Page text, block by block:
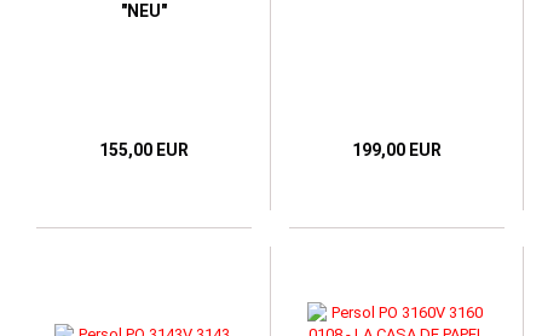
"NEU"
155,00 EUR 199,00 EUR